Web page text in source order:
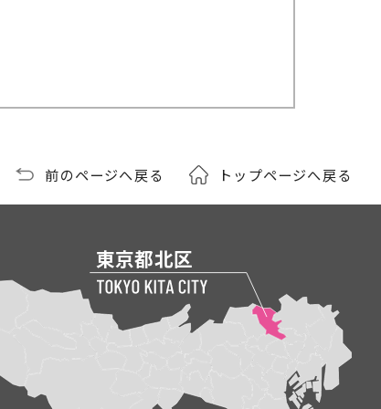
前のページへ戻る トップページへ戻る